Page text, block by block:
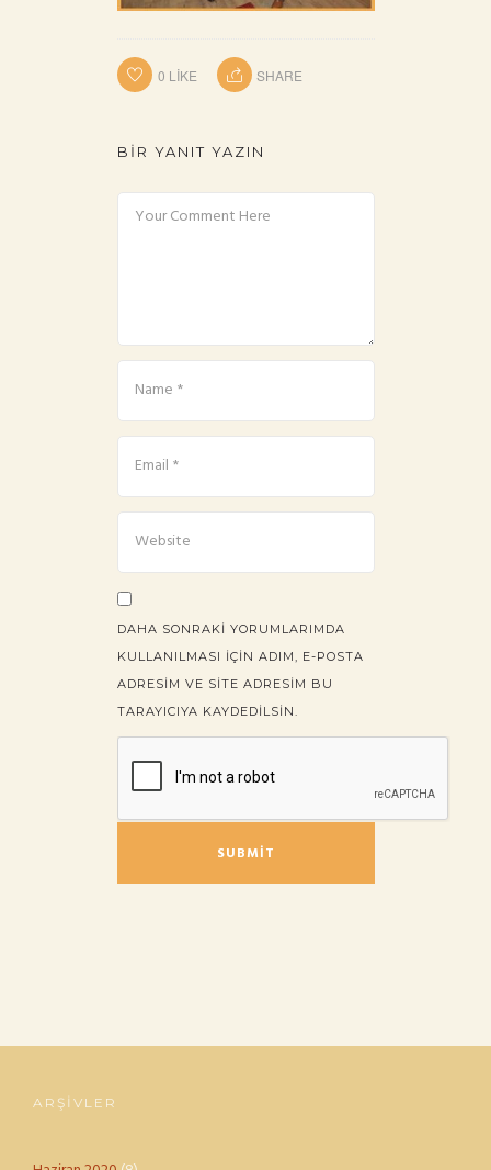
0 LIKE SHARE
BIR YANIT YAZIN
DAHA SONRAKI YORUMLARIMDA
KULLANILMASI IÇIN ADIM, E-POSTA
ADRESIM VE SITE ADRESIM BU
TARAYICIYA KAYDEDILSIN.
ARŞIVLER